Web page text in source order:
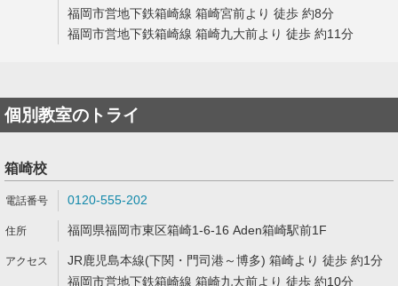
福岡市営地下鉄箱崎線 箱崎宮前より 徒歩 約8分
福岡市営地下鉄箱崎線 箱崎九大前より 徒歩 約11分
個別教室のトライ
箱崎校
0120-555-202
福岡県福岡市東区箱崎1-6-16 Aden箱崎駅前1F
JR鹿児島本線(下関・門司港～博多) 箱崎より 徒歩 約1分
福岡市営地下鉄箱崎線 箱崎九大前より 徒歩 約10分